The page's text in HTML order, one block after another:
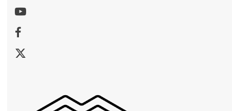
Youtube
Facebook
X